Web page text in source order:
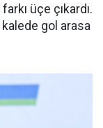
üçe çıkardı.
gol arasa